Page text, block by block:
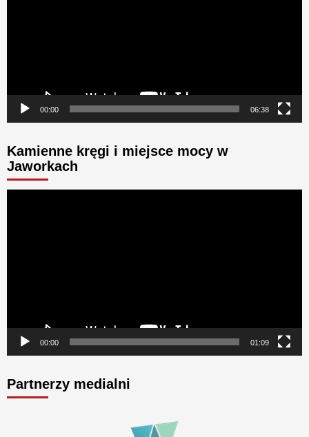
00:00 06:38
Kamienne kręgi i miejsce mocy w
Jaworkach
00:00 01:09
Partnerzy medialni